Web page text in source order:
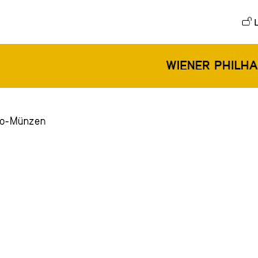
WIENER
Münzen